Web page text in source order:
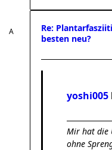
Re:
besten neu?
yoshi005
Mir hat die
ohne